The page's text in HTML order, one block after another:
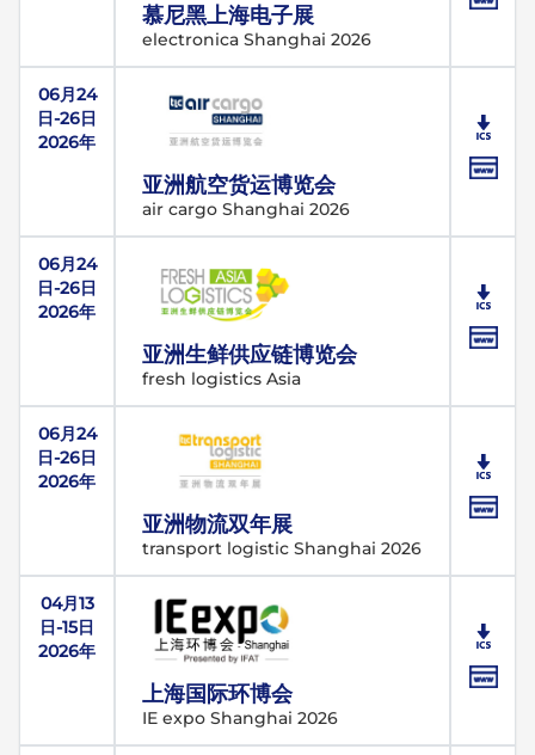
慕尼黑上海电子展
electronica Shanghai 2026
06月24
日-26日
2026年
亚洲航空货运博览会
air cargo Shanghai 2026
06月24
日-26日
2026年
亚洲生鲜供应链博览会
fresh logistics Asia
06月24
日-26日
2026年
亚洲物流双年展
transport logistic Shanghai 2026
04月13
日-15日
2026年
上海国际环博会
IE expo Shanghai 2026